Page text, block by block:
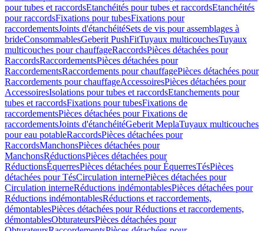
pour tubes et raccordsEtanchéités pour tubes et raccordsEtanchéités
pour raccordsFixations pour tubesFixations pour
raccordementsJoints d'étanchéitéSets de vis pour assemblages à
brideConsommablesGeberit PushFitTuyaux multicouchesTuyaux
multicouches pour chauffageRaccordsPièces détachées pour
RaccordsRaccordementsPièces détachées pour
RaccordementsRaccordements pour chauffagePièces détachées pour
Raccordements pour chauffageAccessoiresPièces détachées pour
AccessoiresIsolations pour tubes et raccordsEtanchements pour
tubes et raccordsFixations pour tubesFixations de
raccordementsPièces détachées pour Fixations de
raccordementsJoints d'étanchéitéGeberit MeplaTuyaux multicouches
pour eau potableRaccordsPièces détachées pour
RaccordsManchonsPièces détachées pour
ManchonsRéductionsPièces détachées pour
RéductionsÉquerresPièces détachées pour ÉquerresTésPièces
détachées pour TésCirculation internePièces détachées pour
Circulation interneRéductions indémontablesPièces détachées pour
Réductions indémontablesRéductions et raccordements,
démontablesPièces détachées pour Réductions et raccordements,
démontablesObturateursPièces détachées pour